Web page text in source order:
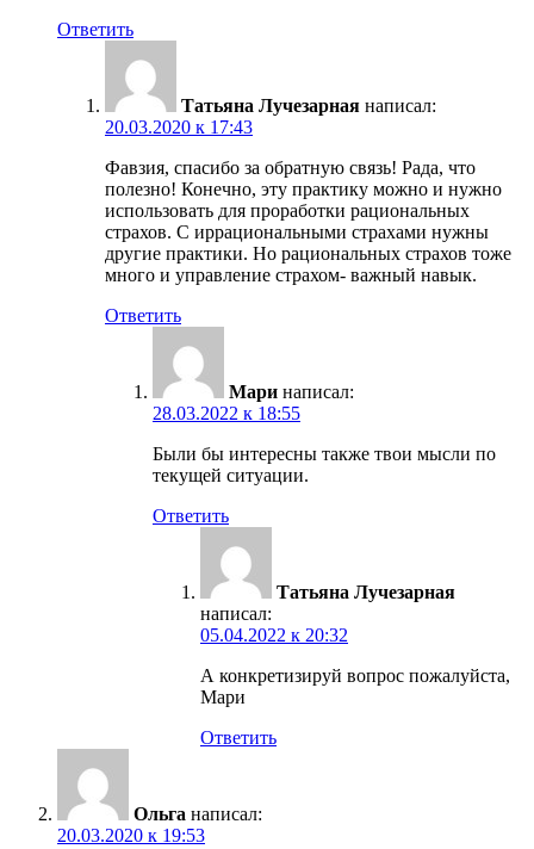
Ответить
Татьяна Лучезарная написал:
20.03.2020 к 17:43
Фавзия, спасибо за обратную связь! Рада, что
полезно! Конечно, эту практику можно и нужно
использовать для проработки рациональных
страхов. С иррациональными страхами нужны
другие практики. Но рациональных страхов тоже
много и управление страхом- важный навык.
Ответить
Мари написал:
28.03.2022 к 18:55
Были бы интересны также твои мысли по
текущей ситуации.
Ответить
Татьяна Лучезарная
написал:
05.04.2022 к 20:32
А конкретизируй вопрос пожалуйста,
Мари
Ответить
Ольга написал:
20.03.2020 к 19:53